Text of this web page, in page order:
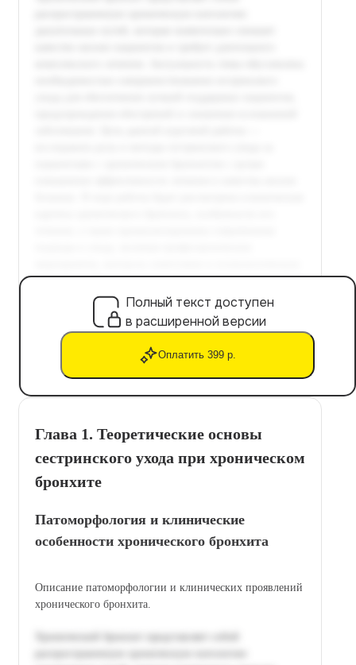
Полный текст доступен
в расширенной версии
Оплатить 399 р.
Глава 1. Теоретические основы
сестринского ухода при хроническом
бронхите
Патоморфология и клинические
особенности хронического бронхита
Описание патоморфологии и клинических проявлений
хронического бронхита.